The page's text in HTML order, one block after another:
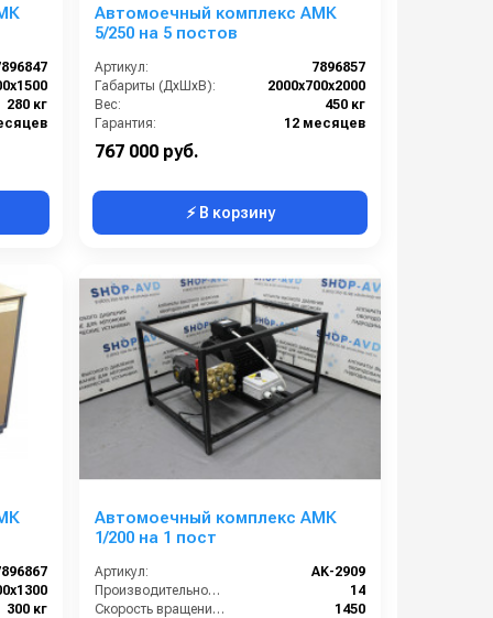
моечных постов с учетом
280 кг
Автомоечный комплекс АМК
5/250 на 5 постов
Артикул:
7896857
Габариты (ДхШхВ):
2000х700х2000
Вес:
450 кг
Гарантия:
12 месяцев
767 000 руб.
⚡ В корзину
300 кг
Автомоечный комплекс АМК
1/200 на 1 пост
Артикул:
AK-2909
Производительность (л/мин):
14
Скорость вращения (об/мин):
1450